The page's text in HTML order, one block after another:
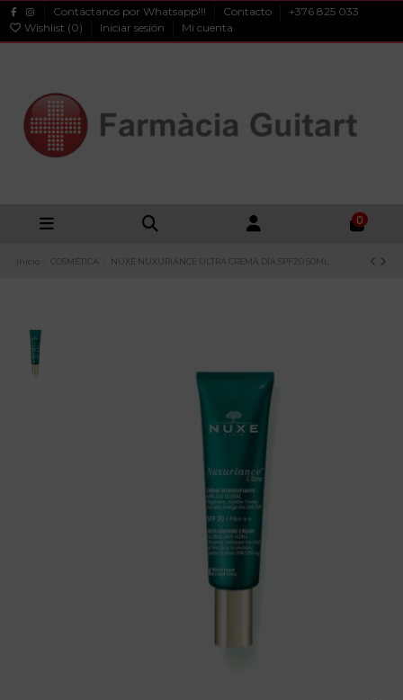
Contáctanos por Whatsapp!!! Contacto
+376 825 033
Wishlist (0) Iniciar sesión Mi cuenta
0
Inicio COSMÉTICA NUXE NUXURIANCE ULTRA CREMA DIA SPF20 50ML